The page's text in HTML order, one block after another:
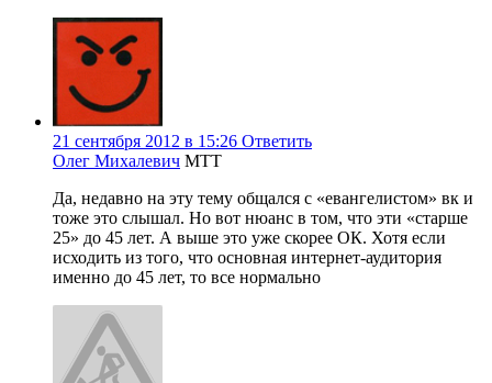
21 сентября 2012 в 15:26 Ответить
Олег Михалевич МТТ
Да, недавно на эту тему общался с «евангелистом» вк и
тоже это слышал. Но вот нюанс в том, что эти «старше
25» до 45 лет. А выше это уже скорее ОК. Хотя если
исходить из того, что основная интернет-аудитория
именно до 45 лет, то все нормально